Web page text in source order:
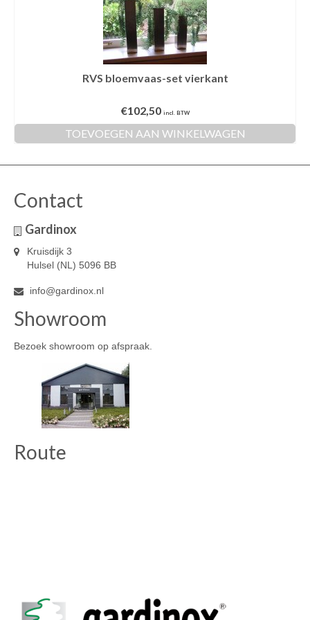
RVS bloemvaas-set vierkant
€102,50 incl. BTW
TOEVOEGEN AAN WINKELWAGEN
Contact
Gardinox
Kruisdijk 3
Hulsel (NL) 5096 BB
info@gardinox.nl
Showroom
Bezoek showroom op afspraak.
Route